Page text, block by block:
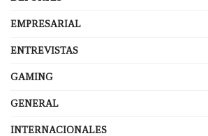
EMPRESARIAL
ENTREVISTAS
GAMING
GENERAL
INTERNACIONALES